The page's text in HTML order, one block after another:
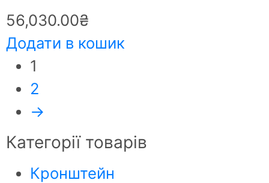
56,030.00₴
Додати в кошик
1
2
→
Категорії товарів
Кронштейн